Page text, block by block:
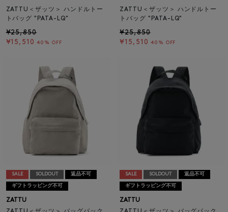
ZATTU＜ザッツ＞ ハンドルトー
トバッグ "PATA-LQ"
¥25,850
¥15,510 40% OFF
ZATTU＜ザッツ＞ ハンドルトー
トバッグ "PATA-LQ"
¥25,850
¥15,510 40% OFF
SALE SOLDOUT 返品不可
ギフトラッピング不可
ZATTU
SALE SOLDOUT 返品不可
ギフトラッピング不可
ZATTU